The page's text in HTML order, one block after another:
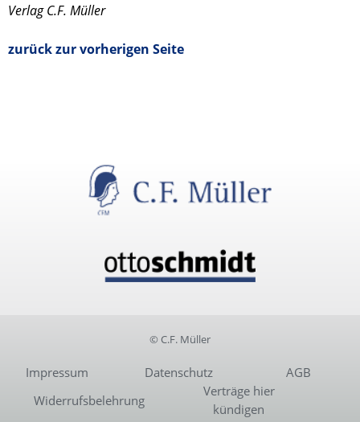
Verlag C.F. Müller
zurück zur vorherigen Seite
© C.F. Müller
Impressum Datenschutz
AGB
Widerrufsbelehrung
Verträge hier
kündigen